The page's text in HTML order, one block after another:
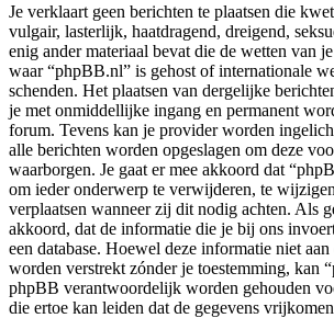
Je verklaart geen berichten te plaatsen die
vulgair, lasterlijk, haatdragend, dreigend,
enig ander materiaal bevat die de wetten van
waar “phpBB.nl” is gehost of internationale
schenden. Het plaatsen van dergelijke
je met onmiddellijke ingang en permanent
forum. Tevens kan je provider worden
alle berichten worden opgeslagen om deze
waarborgen. Je gaat er mee akkoord dat
om ieder onderwerp te verwijderen, te
verplaatsen wanneer zij dit nodig achten. Als
akkoord, dat de informatie die je bij ons
een database. Hoewel deze informatie niet
worden verstrekt zónder je toestemming, kan
phpBB verantwoordelijk worden gehouden
die ertoe kan leiden dat de gegevens